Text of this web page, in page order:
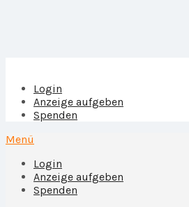
Login
Anzeige aufgeben
Spenden
Menü
Login
Anzeige aufgeben
Spenden